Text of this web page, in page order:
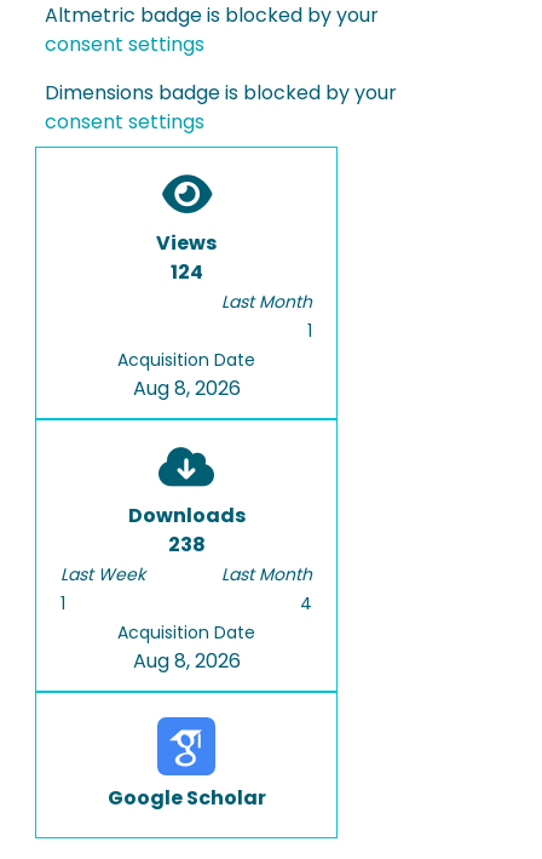
Altmetric badge is blocked by your
consent settings
Dimensions badge is blocked by your
consent settings
Views
124
Last Month
1
Acquisition Date
Aug 8, 2026
Downloads
238
Last Week
1
Last Month
4
Acquisition Date
Aug 8, 2026
Google Scholar